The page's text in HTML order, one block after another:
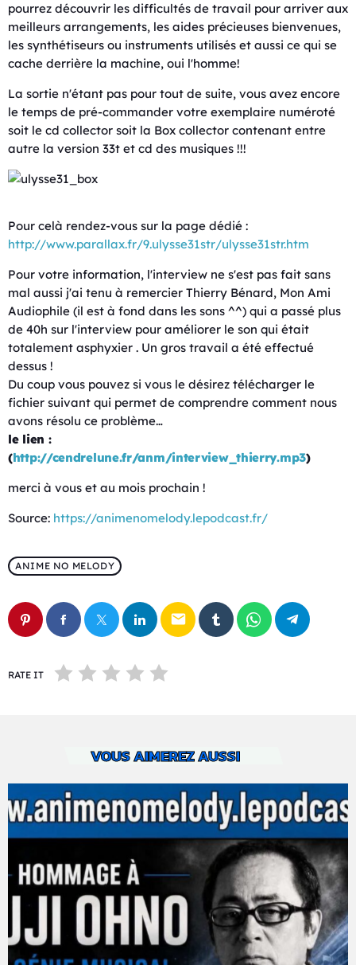
pourrez découvrir les difficultés de travail pour arriver aux
meilleurs arrangements, les aides précieuses bienvenues,
les synthétiseurs ou instruments utilisés et aussi ce qui se
cache derrière la machine, oui l'homme!
La sortie n'étant pas pour tout de suite, vous avez encore
le temps de pré-commander votre exemplaire numéroté
soit le cd collector soit la Box collector contenant entre
autre la version 33t et cd des musiques !!!
Pour celà rendez-vous sur la page dédié :
http://www.parallax.fr/9.ulysse31str/ulysse31str.htm
Pour votre information, l'interview ne s'est pas fait sans
mal aussi j'ai tenu à remercier Thierry Bénard, Mon Ami
Audiophile (il est à fond dans les sons ^^) qui a passé plus
de 40h sur l'interview pour améliorer le son qui était
totalement asphyxier . Un gros travail a été effectué
dessus !
Du coup vous pouvez si vous le désirez télécharger le
fichier suivant qui permet de comprendre comment nous
avons résolu ce problème…
le lien :
(http://cendrelune.fr/anm/interview_thierry.mp3)
merci à vous et au mois prochain !
Source: https://animenomelody.lepodcast.fr/
ANIME NO MELODY
email
RATE IT
VOUS AIMEREZ AUSSI